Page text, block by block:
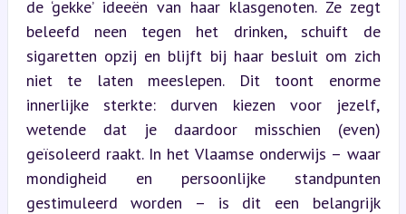
de ‘gekke’ ideeën van haar klasgenoten. Ze zegt
beleefd neen tegen het drinken, schuift de
sigaretten opzij en blijft bij haar besluit om zich
niet te laten meeslepen. Dit toont enorme
innerlijke sterkte: durven kiezen voor jezelf,
wetende dat je daardoor misschien (even)
geïsoleerd raakt. In het Vlaamse onderwijs – waar
mondigheid en persoonlijke standpunten
gestimuleerd worden – is dit een belangrijk